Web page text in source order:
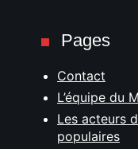
Pages
Contact
L’équipe du
Les acteurs
populaires